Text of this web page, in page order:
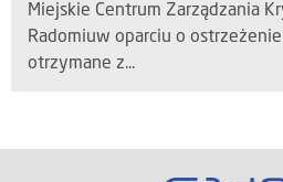
Miejskie Centrum Zarządzania
Radomiuw oparciu o
otrzymane z...